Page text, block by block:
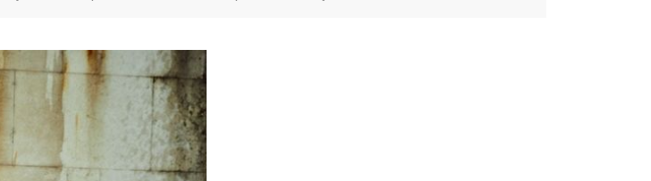
Cultura
Deporte y Naturaleza
FESTIVAL TAGANANA 2026
TENERIFE PHE FESTIVAL 2026
XXVII VERANO DE CUENTO